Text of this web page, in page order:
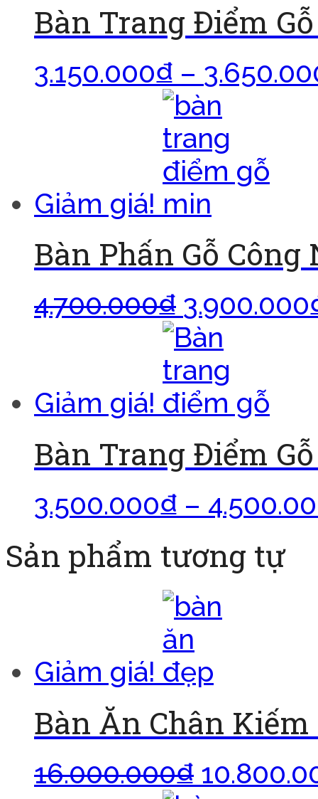
Bàn Trang Điểm
3.150.000₫ –
Giảm giá!
Bàn Phấn Gỗ
4.700.000₫ 3.900.000
Giảm giá!
Bàn Trang Điểm
3.500.000₫ –
Sản phẩm tương tự
Giảm giá!
Bàn Ăn Chân Kiếm
16.000.000₫